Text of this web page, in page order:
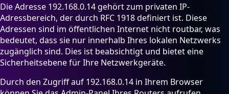
Die Adresse 192.168.0.14 gehört zum privaten IP-
Adressbereich, der durch RFC 1918 definiert ist. Diese
Adressen sind im öffentlichen Internet nicht routbar, was
bedeutet, dass sie nur innerhalb Ihres lokalen Netzwerks
zugänglich sind. Dies ist beabsichtigt und bietet eine
Sicherheitsebene für Ihre Netzwerkgeräte.
Durch den Zugriff auf 192.168.0.14 in Ihrem Browser